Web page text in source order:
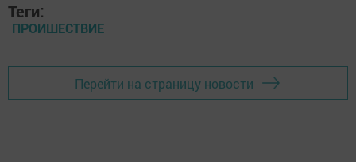
Теги:
ПРОИШЕСТВИЕ
Перейти на страницу новости